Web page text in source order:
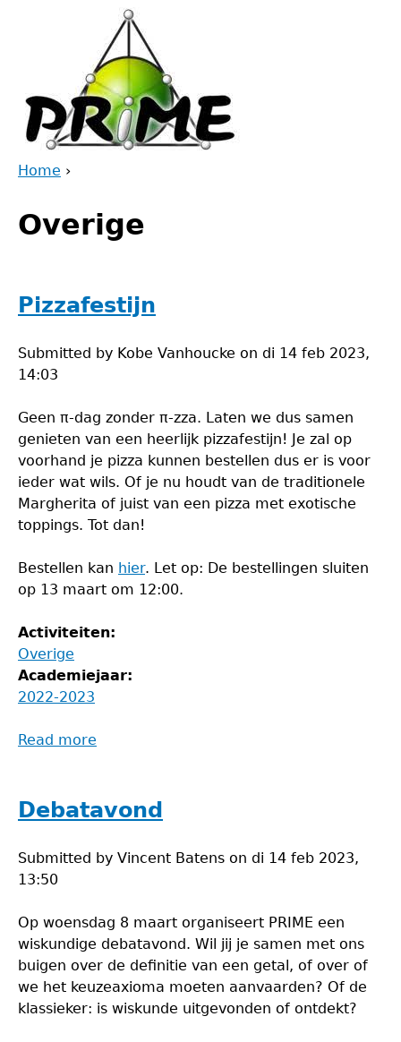
are
Home ›
to
top
Overige
Pizzafestijn
Submitted by Kobe Vanhoucke on di 14 feb 2023,
14:03
Geen π-dag zonder π-zza. Laten we dus samen
genieten van een heerlijk pizzafestijn! Je zal op
voorhand je pizza kunnen bestellen dus er is voor
ieder wat wils. Of je nu houdt van de traditionele
Margherita of juist van een pizza met exotische
toppings. Tot dan!
Bestellen kan hier. Let op: De bestellingen sluiten
op 13 maart om 12:00.
Activiteiten:
Overige
Academiejaar:
2022-2023
Read more
Debatavond
Submitted by Vincent Batens on di 14 feb 2023,
13:50
Op woensdag 8 maart organiseert PRIME een
wiskundige debatavond. Wil jij je samen met ons
buigen over de definitie van een getal, of over of
we het keuzeaxioma moeten aanvaarden? Of de
klassieker: is wiskunde uitgevonden of ontdekt?